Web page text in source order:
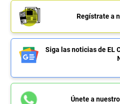
Regístrate a
Siga las noticias de EL
Únete a